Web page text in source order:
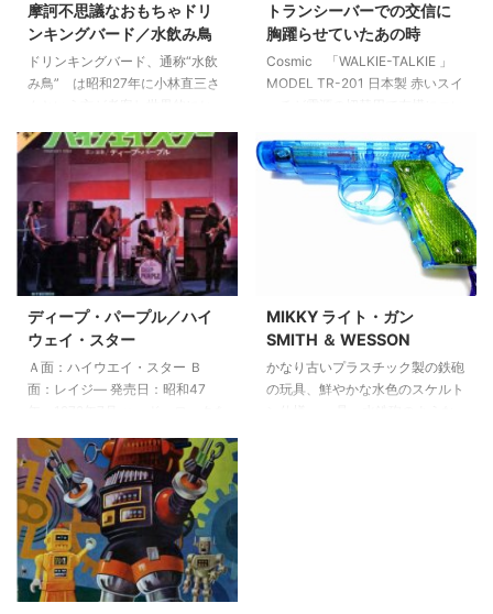
摩訶不思議なおもちゃドリ
ンキングバード／水飲み鳥
ドリンキングバード、通称“水飲
み鳥” は昭和27年に小林直三さ
ラス管には、気化しやすい「ジク
ロロメタン」が入っており、頭部
のスポンジ部分全体を濡らすこと
で頭部とお尻の部分に温度・気圧
の変化が生じ、 上昇と下降を管
の中で繰り返して愛嬌のある水を
飲む仕草をするという仕組み、単
見入ってしまう不思議な置物でし
た。 目の前に水の入ったコップ
を置いておくと振り子のように振
幅し続けます。 もちろん、水飲
トランシーバーでの交信に
胸躍らせていたあの時
Cosmic 「WALKIE-TALKIE 」
MODEL TR-201 日本製 赤いスイ
す仕組みになっています。経年劣
化はあるものの酷い汚れや傷みも
無く、比較的きれいな状態でし
た。 子供の頃、一度は欲しくな
り結果的に手にする事ができなか
ったものの中に“トランシーバ
ー”があったと思う。 少年漫画の
が欲しくて母にねだったが、あえ
なく却下されて小遣いを貯めてい
ながらも他の物に使ってしまい手
に入れないまま大人になってしま
ディープ・パープル／ハイ
ウェイ・スター
Ａ面：ハイウエイ・スター Ｂ
面：レイジ― 発売日：昭和47
プル。 日本でも同年5月に発売さ
れたアルバム「マシン・ヘッド」
は、ディープ・パープルの最高傑
作として、またハード・ロックの
最高傑作としての評価が高く、世
界各国でベスト・セラー・レコー
ドになっています。 完璧な演奏
MIKKY ライト・ガン
SMITH ＆ WESSON
かなり古いプラスチック製の鉄砲
の玩具、鮮やかな水色のスケルト